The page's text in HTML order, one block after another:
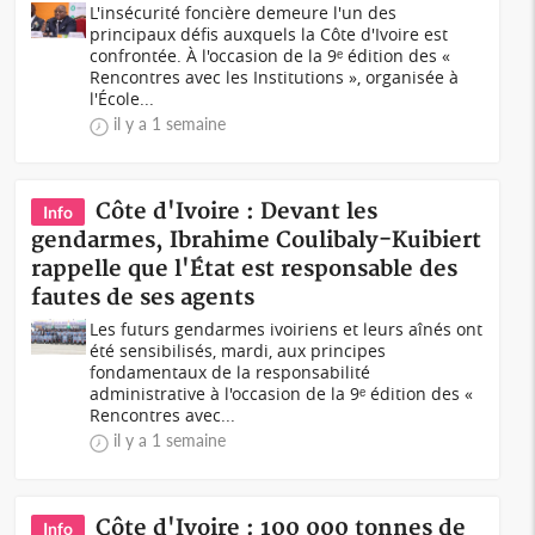
L'insécurité foncière demeure l'un des
principaux défis auxquels la Côte d'Ivoire est
confrontée. À l'occasion de la 9ᵉ édition des «
Rencontres avec les Institutions », organisée à
l'École...
il y a 1 semaine
Info
Côte d'Ivoire : Devant les
gendarmes, Ibrahime Coulibaly-Kuibiert
rappelle que l'État est responsable des
fautes de ses agents
Les futurs gendarmes ivoiriens et leurs aînés ont
été sensibilisés, mardi, aux principes
fondamentaux de la responsabilité
administrative à l'occasion de la 9ᵉ édition des «
Rencontres avec...
il y a 1 semaine
Info Côte d'Ivoire : 100 000 tonnes de